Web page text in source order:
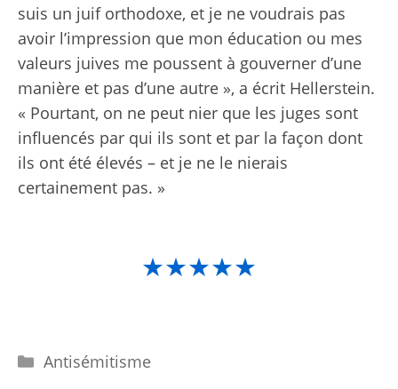
suis un juif orthodoxe, et je ne voudrais pas
avoir l’impression que mon éducation ou mes
valeurs juives me poussent à gouverner d’une
manière et pas d’une autre », a écrit Hellerstein.
« Pourtant, on ne peut nier que les juges sont
influencés par qui ils sont et par la façon dont
ils ont été élevés – et je ne le nierais
certainement pas. »
★★★★★
Catégories
Antisémitisme